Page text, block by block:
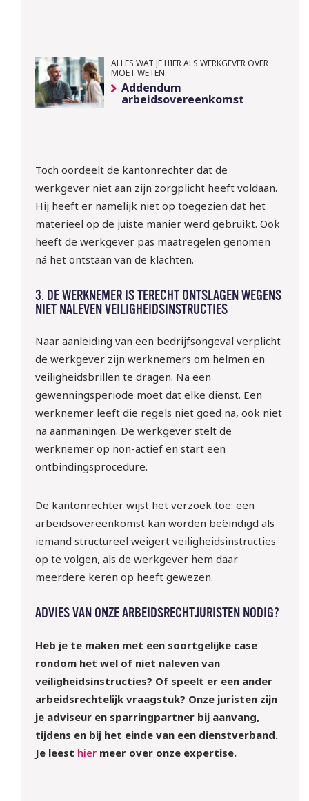
ALLES WAT JE HIER ALS WERKGEVER OVER
MOET WETEN
Addendum
arbeidsovereenkomst
Toch oordeelt de kantonrechter dat de
werkgever niet aan zijn zorgplicht heeft voldaan.
Hij heeft er namelijk niet op toegezien dat het
materieel op de juiste manier werd gebruikt. Ook
heeft de werkgever pas maatregelen genomen
ná het ontstaan van de klachten.
3. DE WERKNEMER IS TERECHT ONTSLAGEN WEGENS
NIET NALEVEN VEILIGHEIDSINSTRUCTIES
Naar aanleiding van een bedrijfsongeval verplicht
de werkgever zijn werknemers om helmen en
veiligheidsbrillen te dragen. Na een
gewenningsperiode moet dat elke dienst. Een
werknemer leeft die regels niet goed na, ook niet
na aanmaningen. De werkgever stelt de
werknemer op non-actief en start een
ontbindingsprocedure.
De kantonrechter wijst het verzoek toe: een
arbeidsovereenkomst kan worden beëindigd als
iemand structureel weigert veiligheidsinstructies
op te volgen, als de werkgever hem daar
meerdere keren op heeft gewezen.
ADVIES VAN ONZE ARBEIDSRECHTJURISTEN NODIG?
Heb je te maken met een soortgelijke case
rondom het wel of niet naleven van
veiligheidsinstructies? Of speelt er een ander
arbeidsrechtelijk vraagstuk? Onze juristen zijn
je adviseur en sparringpartner bij aanvang,
tijdens en bij het einde van een dienstverband.
Je leest hiermeer over onze expertise.
10 sept | Webinar: ‘WTTA:
ben jij klaar voor de nieuwe
regels rondom het inlenen
van arbeidskrachten?
Meld je gratis aan!